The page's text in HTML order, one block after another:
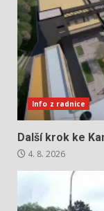
Info z radnice
Další krok ke
4. 8. 2026